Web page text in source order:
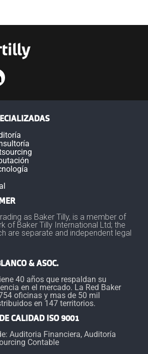
as Baker Tilly, is a member of
of Baker Tilly International Ltd; the
are separate and independent legal
& ASOC.
40 años que respaldan su
en el mercado. La Red Baker
oficinas y mas de 50 mil
en 147 territorios.
CALIDAD ISO 9001
Auditoria Financiera, Auditoría
Contable